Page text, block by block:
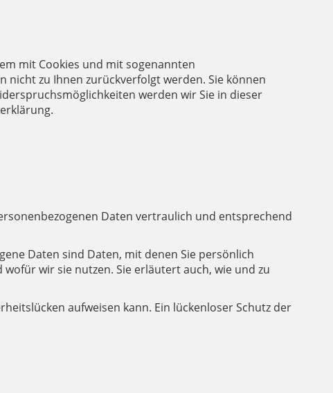
mit Cookies und mit sogenannten
nicht zu Ihnen zurückverfolgt werden. Sie können
werden wir Sie in dieser
Daten vertraulich und entsprechend
Daten sind Daten, mit denen Sie persönlich
wir sie nutzen. Sie erläutert auch, wie und zu
aufweisen kann. Ein lückenloser Schutz der